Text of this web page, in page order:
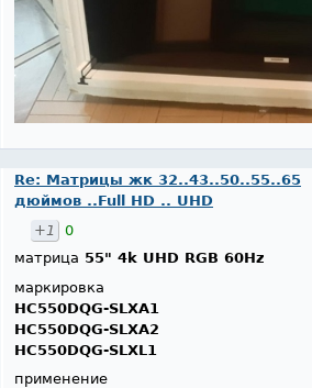
Re: Матрицы жк 32..43..50..55..65
дюймов ..Full HD .. UHD
+1
0
матрица 55" 4k UHD RGB 60Hz
маркировка
HC550DQG-SLXA1
HC550DQG-SLXA2
HC550DQG-SLXL1
применение